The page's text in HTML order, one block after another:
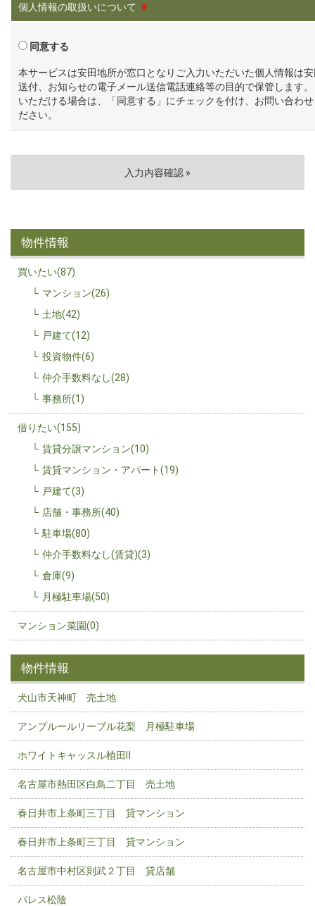
個人情報の取扱いについて ※
同意する
本サービスは安田地所が窓口となりご入力いただいた個人情報は
送付、お知らせの電子メール送信電話連絡等の目的で保管します
いただける場合は、「同意する」にチェックを付け、お問い合わ
ださい。
物件情報
買いたい(87)
マンション(26)
土地(42)
戸建て(12)
投資物件(6)
仲介手数料なし(28)
事務所(1)
借りたい(155)
賃貸分譲マンション(10)
賃貸マンション・アパート(19)
戸建て(3)
店舗・事務所(40)
駐車場(80)
仲介手数料なし(賃貸)(3)
倉庫(9)
月極駐車場(50)
マンション菜園(0)
物件情報
犬山市天神町 売土地
アンプルールリーブル花梨 月極駐車場
ホワイトキャッスル植田Ⅱ
名古屋市熱田区白鳥二丁目 売土地
春日井市上条町三丁目 貸マンション
春日井市上条町三丁目 貸マンション
名古屋市中村区則武２丁目 貸店舗
パレス松陰